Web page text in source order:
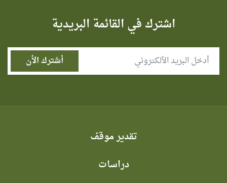
اشترك في القائمة البريدية
تقدير موقف
دراسات